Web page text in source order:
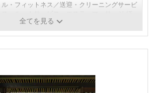
ル・フィットネス／送迎・クリーニングサービ
全てを見る